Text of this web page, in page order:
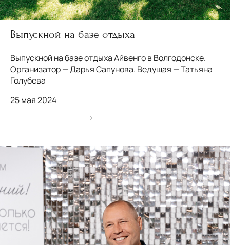
Выпускной на базе отдыха
Выпускной на базе отдыха Айвенго в Волгодонске.
Организатор — Дарья Сапунова. Ведущая — Татьяна
Голубева
25 мая 2024